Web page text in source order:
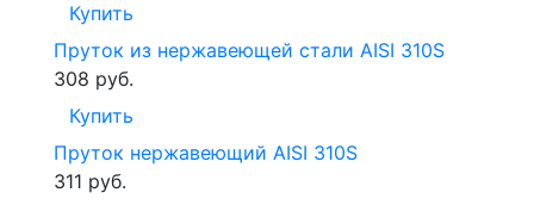
Купить
Пруток из нержавеющей стали AISI 310S
308 руб.
Купить
Пруток нержавеющий AISI 310S
311 руб.